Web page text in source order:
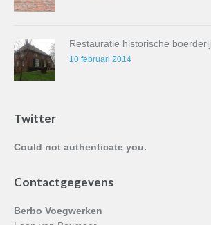
Restauratie historische boerderij
10 februari 2014
Twitter
Could not authenticate you.
Contactgegevens
Berbo Voegwerken